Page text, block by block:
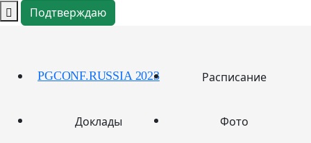
Подтверждаю
PGCONF.RUSSIA 2023 Расписание
Доклады Фото